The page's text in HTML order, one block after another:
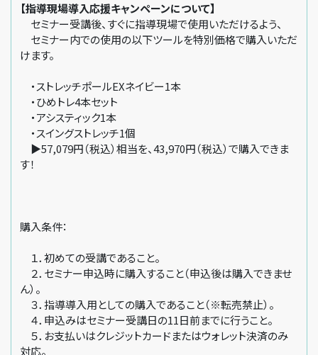
【指導現場導入応援キャンペーンについて】
セミナー受講後、すぐに指導現場で使用いただけるよう、
セミナー内での使用の以下ツールを特別価格で購入いただ
けます。
・ストレッチポールEXネイビー1本
・ひめトレ4本セット
・アシスティック1本
・スイングストレッチ1個
▶57,079円（税込）相当を、43,970円（税込）で購入できま
す！
購入条件：
１．初めての受講であること。
２．セミナー申込時に購入すること（申込後は購入できませ
ん）。
３．指導導入用としての購入であること（※転売禁止）。
４．申込みはセミナー受講日の11日前までに行うこと。
５．お支払いはクレジットカードまたはウォレット決済のみ
対応。